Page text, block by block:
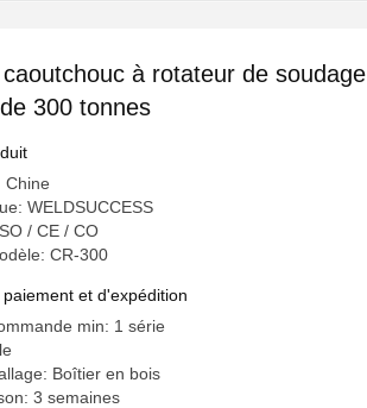
à rotateur de soudage
300 tonnes
Chine
WELDSUCCESS
/ CE / CO
CR-300
et d'expédition
min: 1 série
Boîtier en bois
3 semaines